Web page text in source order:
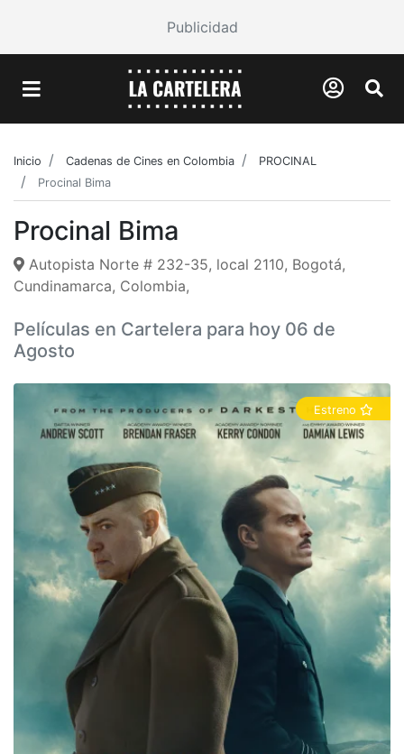
Publicidad
Inicio Cadenas de Cines en Colombia
PROCINAL
Procinal Bima
Procinal Bima
Autopista Norte # 232-35, local 2110, Bogotá,
Cundinamarca, Colombia,
Películas en Cartelera para hoy 06 de
Agosto
Estreno